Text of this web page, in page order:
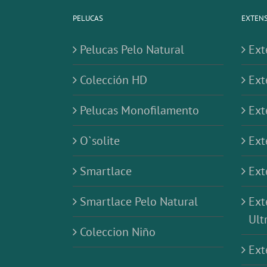
PELUCAS
Pelucas Pelo Natural
Colección HD
Pelucas Monofilamento
O`solite
Smartlace
Smartlace Pelo Natural
Coleccion Niño